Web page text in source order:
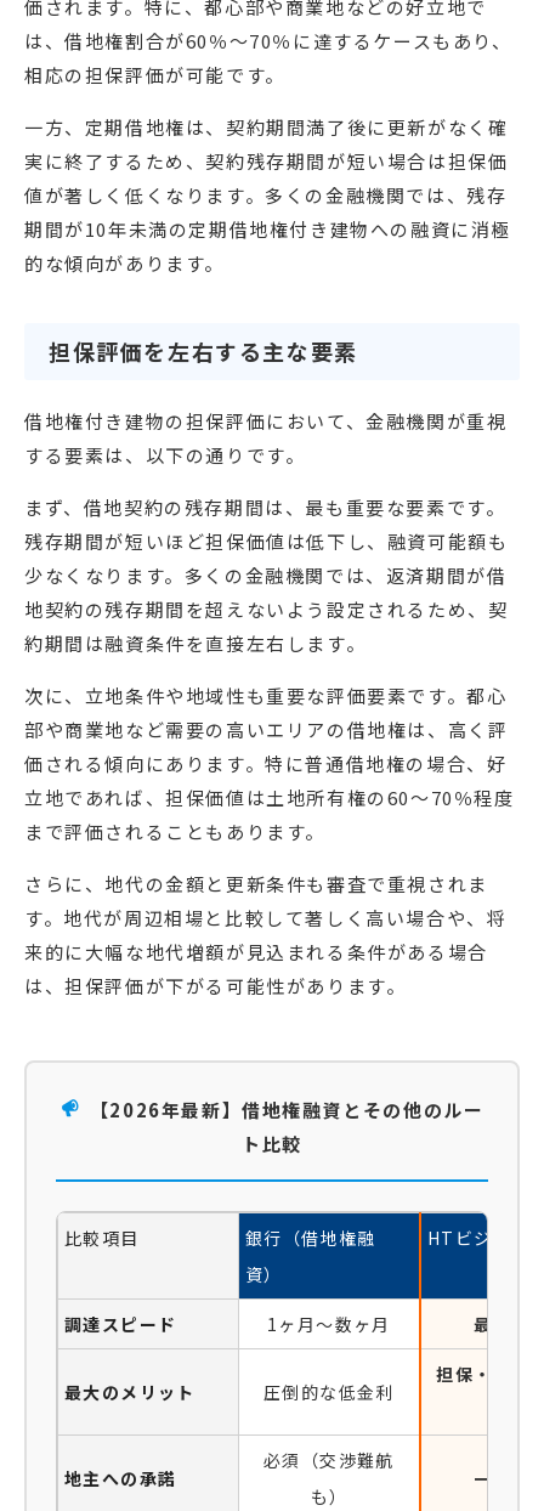
価されます。特に、都心部や商業地などの好立地で
は、借地権割合が60％〜70％に達するケースもあり、
相応の担保評価が可能です。
一方、定期借地権は、契約期間満了後に更新がなく確
実に終了するため、契約残存期間が短い場合は担保価
値が著しく低くなります。多くの金融機関では、残存
期間が10年未満の定期借地権付き建物への融資に消極
的な傾向があります。
担保評価を左右する主な要素
借地権付き建物の担保評価において、金融機関が重視
する要素は、以下の通りです。
まず、借地契約の残存期間は、最も重要な要素です。
残存期間が短いほど担保価値は低下し、融資可能額も
少なくなります。多くの金融機関では、返済期間が借
地契約の残存期間を超えないよう設定されるため、契
約期間は融資条件を直接左右します。
次に、立地条件や地域性も重要な評価要素です。都心
部や商業地など需要の高いエリアの借地権は、高く評
価される傾向にあります。特に普通借地権の場合、好
立地であれば、担保価値は土地所有権の60〜70％程度
まで評価されることもあります。
さらに、地代の金額と更新条件も審査で重視されま
す。地代が周辺相場と比較して著しく高い場合や、将
来的に大幅な地代増額が見込まれる条件がある場合
は、担保評価が下がる可能性があります。
【2026年最新】借地権融資とその他のルー
ト比較
比較項目
銀行（借地権融
資）
HTビジネス
調達スピード 1ヶ月〜数ヶ月 最短即
最大のメリット 圧倒的な低金利
担保・地主
地主への承諾
必須（交渉難航
も）
一切不